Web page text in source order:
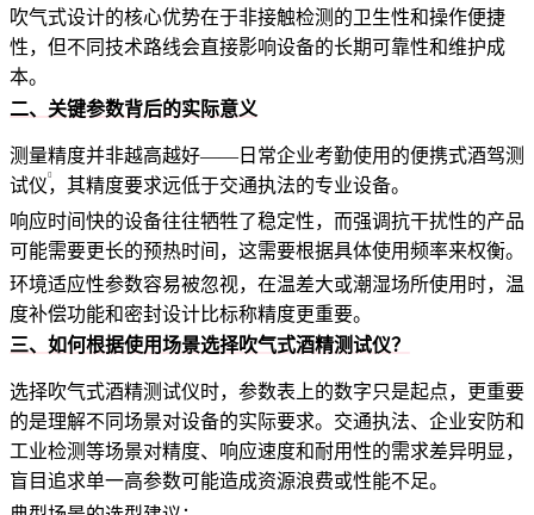
吹气式设计的核心优势在于非接触检测的卫生性和操作便捷
性，但不同技术路线会直接影响设备的长期可靠性和维护成
本。
二、关键参数背后的实际意义
测量精度并非越高越好——日常企业考勤使用的便携式酒驾测
试仪，其精度要求远低于交通执法的专业设备。
响应时间快的设备往往牺牲了稳定性，而强调抗干扰性的产品
可能需要更长的预热时间，这需要根据具体使用频率来权衡。
环境适应性参数容易被忽视，在温差大或潮湿场所使用时，温
度补偿功能和密封设计比标称精度更重要。
三、如何根据使用场景选择吹气式酒精测试仪？
选择吹气式酒精测试仪时，参数表上的数字只是起点，更重要
的是理解不同场景对设备的实际要求。交通执法、企业安防和
工业检测等场景对精度、响应速度和耐用性的需求差异明显，
盲目追求单一高参数可能造成资源浪费或性能不足。